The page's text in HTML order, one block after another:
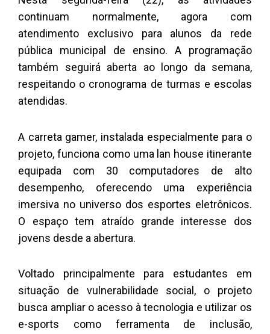
continuam normalmente, agora com
atendimento exclusivo para alunos da rede
pública municipal de ensino. A programação
também seguirá aberta ao longo da semana,
respeitando o cronograma de turmas e escolas
atendidas.
A carreta gamer, instalada especialmente para o
projeto, funciona como uma lan house itinerante
equipada com 30 computadores de alto
desempenho, oferecendo uma experiência
imersiva no universo dos esportes eletrônicos.
O espaço tem atraído grande interesse dos
jovens desde a abertura.
Voltado principalmente para estudantes em
situação de vulnerabilidade social, o projeto
busca ampliar o acesso à tecnologia e utilizar os
e-sports como ferramenta de inclusão,